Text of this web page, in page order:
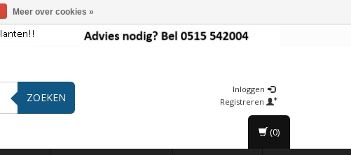
ZOEKEN
Inloggen
Registreren
(0)
Meer over cookies »